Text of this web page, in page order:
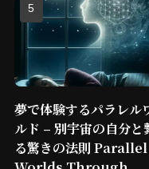
夢で体験するパラレル
ルド – 別宇宙の自分と
る驚きの法則 Parallel